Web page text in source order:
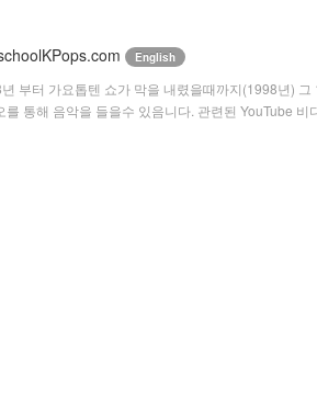
English
부터 가요톱텐 쇼가 막을 내렸을때까지(1998년)
통해 음악을 들을수 있음니다. 관련된 YouTube